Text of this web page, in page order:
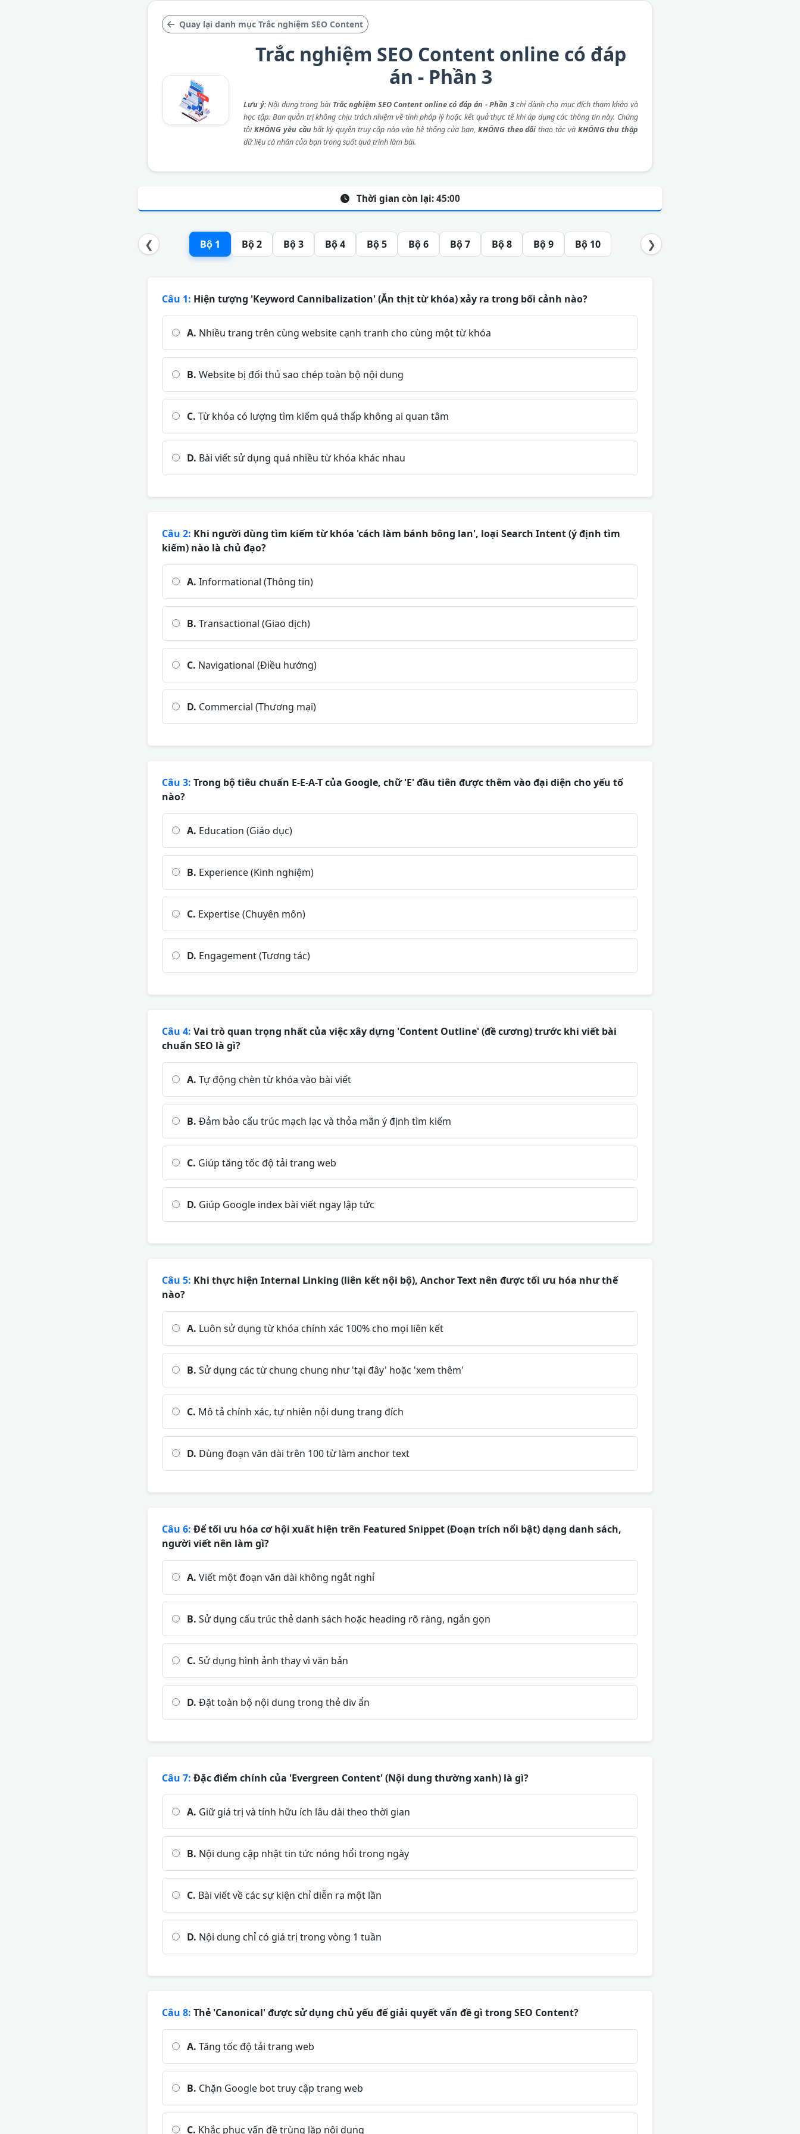
Quay lại danh mục Trắc nghiệm SEO Content
Trắc nghiệm SEO Content online có đáp
án - Phần 3
Lưu ý: Nội dung trong bài Trắc nghiệm SEO Content online có đáp án - Phần 3chỉ dành cho mục đích tham khảo và
học tập. Ban quản trị không chịu trách nhiệm về tính pháp lý hoặc kết quả thực tế khi áp dụng các thông tin này. Chúng
tôiKHÔNG yêu cầubất kỳ quyền truy cập nào vào hệ thống của bạn, KHÔNG theo dõi thao tác và KHÔNG thu thập
dữ liệu cá nhân của bạn trong suốt quá trình làm bài.
Thời gian còn lại: 45:00
❮ Bộ 1 Bộ 2 Bộ 3 Bộ 4 Bộ 5 Bộ 6 Bộ 7 Bộ 8 Bộ 9 Bộ 10 ❯
Câu 1: Hiện tượng 'Keyword Cannibalization' (Ăn thịt từ khóa) xảy ra trong bối cảnh nào?
A. Nhiều trang trên cùng website cạnh tranh cho cùng một từ khóa
B. Website bị đối thủ sao chép toàn bộ nội dung
C. Từ khóa có lượng tìm kiếm quá thấp không ai quan tâm
D. Bài viết sử dụng quá nhiều từ khóa khác nhau
Câu 2: Khi người dùng tìm kiếm từ khóa 'cách làm bánh bông lan', loại Search Intent (ý định tìm
kiếm) nào là chủ đạo?
A. Informational (Thông tin)
B. Transactional (Giao dịch)
C. Navigational (Điều hướng)
D. Commercial (Thương mại)
Câu 3: Trong bộ tiêu chuẩn E-E-A-T của Google, chữ 'E' đầu tiên được thêm vào đại diện cho yếu tố
nào?
A. Education (Giáo dục)
B. Experience (Kinh nghiệm)
C. Expertise (Chuyên môn)
D. Engagement (Tương tác)
Câu 4: Vai trò quan trọng nhất của việc xây dựng 'Content Outline' (đề cương) trước khi viết bài
chuẩn SEO là gì?
A. Tự động chèn từ khóa vào bài viết
B. Đảm bảo cấu trúc mạch lạc và thỏa mãn ý định tìm kiếm
C. Giúp tăng tốc độ tải trang web
D. Giúp Google index bài viết ngay lập tức
Câu 5: Khi thực hiện Internal Linking (liên kết nội bộ), Anchor Text nên được tối ưu hóa như thế
nào?
A. Luôn sử dụng từ khóa chính xác 100% cho mọi liên kết
B. Sử dụng các từ chung chung như 'tại đây' hoặc 'xem thêm'
C. Mô tả chính xác, tự nhiên nội dung trang đích
D. Dùng đoạn văn dài trên 100 từ làm anchor text
Câu 6: Để tối ưu hóa cơ hội xuất hiện trên Featured Snippet (Đoạn trích nổi bật) dạng danh sách,
người viết nên làm gì?
A. Viết một đoạn văn dài không ngắt nghỉ
B. Sử dụng cấu trúc thẻ danh sách hoặc heading rõ ràng, ngắn gọn
C. Sử dụng hình ảnh thay vì văn bản
D. Đặt toàn bộ nội dung trong thẻ div ẩn
Câu 7: Đặc điểm chính của 'Evergreen Content' (Nội dung thường xanh) là gì?
A. Giữ giá trị và tính hữu ích lâu dài theo thời gian
B. Nội dung cập nhật tin tức nóng hổi trong ngày
C. Bài viết về các sự kiện chỉ diễn ra một lần
D. Nội dung chỉ có giá trị trong vòng 1 tuần
Câu 8: Thẻ 'Canonical' được sử dụng chủ yếu để giải quyết vấn đề gì trong SEO Content?
A. Tăng tốc độ tải trang web
B. Chặn Google bot truy cập trang web
C. Khắc phục vấn đề trùng lặp nội dung